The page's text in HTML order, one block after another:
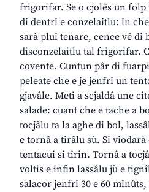
frigorifar. Se o cjolês un
di dentri e conzelaitlu: in
sarà plui tenare, cence vê di
disconzelaitlu tal frigorifar.
covente. Cuntun pâr di
peleate che e je jenfri un
gjavâle. Meti a scjaldâ une
salade: cuant che e tache a
tocjâlu ta la aghe di bol,
e tornâ a tirâlu sù. Si
tentacui si tirin. Tornâ a
voltis e infin lassâlu jù e
salacor jenfri 30 e 60